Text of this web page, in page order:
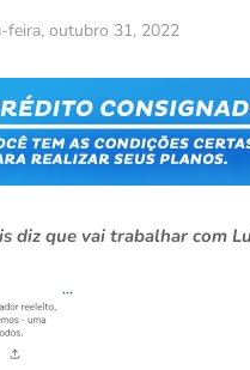
feira, outubro 31, 2022
diz que vai trabalhar com